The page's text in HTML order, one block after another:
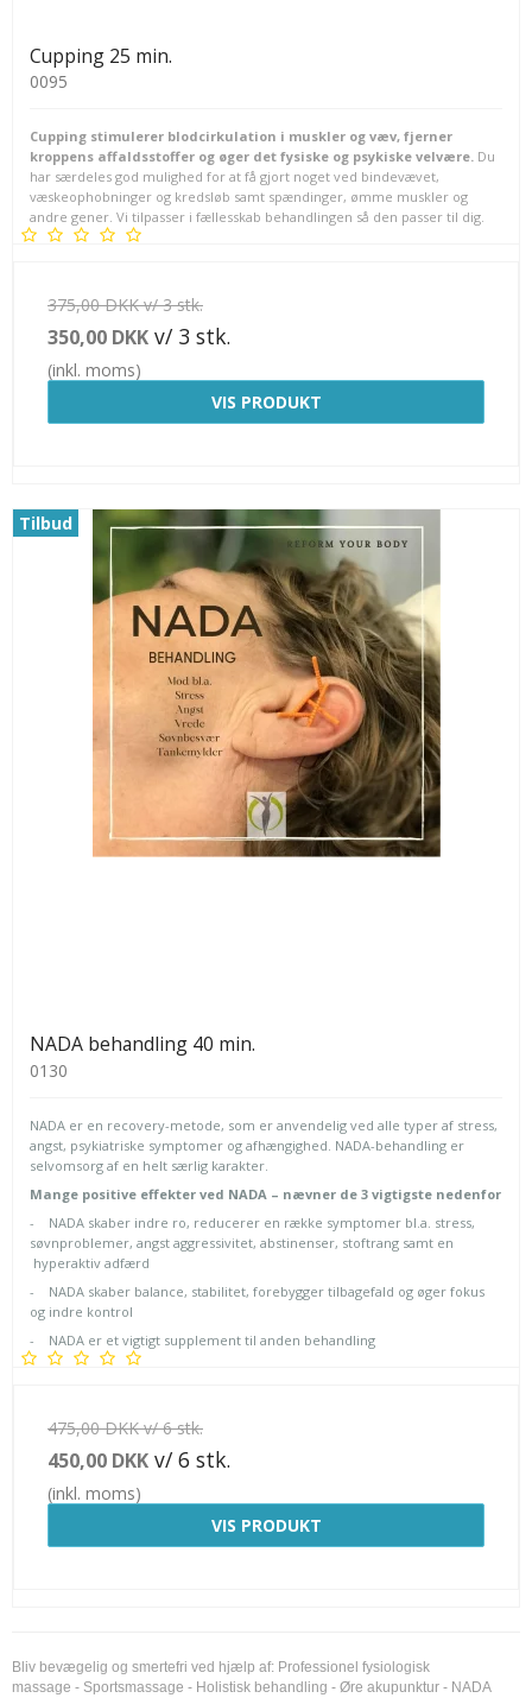
Cupping 25 min.
0095
Cupping stimulerer blodcirkulation i muskler og væv, fjerner
kroppens affaldsstoffer og øger det fysiske og psykiske velvære. Du
har særdeles god mulighed for at få gjort noget ved bindevævet,
væskeophobninger og kredsløb samt spændinger, ømme muskler og
andre gener. Vi tilpasser i fællesskab behandlingen så den passer til dig.
375,00 DKK v/ 3 stk.
350,00 DKK v/ 3 stk.
(inkl. moms)
VIS PRODUKT
Tilbud
NADA behandling 40 min.
0130
NADA er en recovery-metode, som er anvendelig ved alle typer af stress,
angst, psykiatriske symptomer og afhængighed. NADA-behandling er
selvomsorg af en helt særlig karakter.
Mange positive effekter ved NADA – nævner de 3 vigtigste nedenfor
- NADA skaber indre ro, reducerer en række symptomer bl.a. stress,
søvnproblemer, angst aggressivitet, abstinenser, stoftrang samt en
hyperaktiv adfærd
- NADA skaber balance, stabilitet, forebygger tilbagefald og øger fokus
og indre kontrol
- NADA er et vigtigt supplement til anden behandling
475,00 DKK v/ 6 stk.
450,00 DKK v/ 6 stk.
(inkl. moms)
VIS PRODUKT
Bliv bevægelig og smertefri ved hjælp af: Professionel fysiologisk
massage - Sportsmassage - Holistisk behandling - Øre akupunktur - NADA